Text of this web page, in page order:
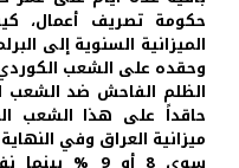
حكومة تصريف أعمال،
الميزانية السنوية إلى
وحقده على الشعب
الظلم الفاحش ضد الشعب
ميزانية العراق وفي